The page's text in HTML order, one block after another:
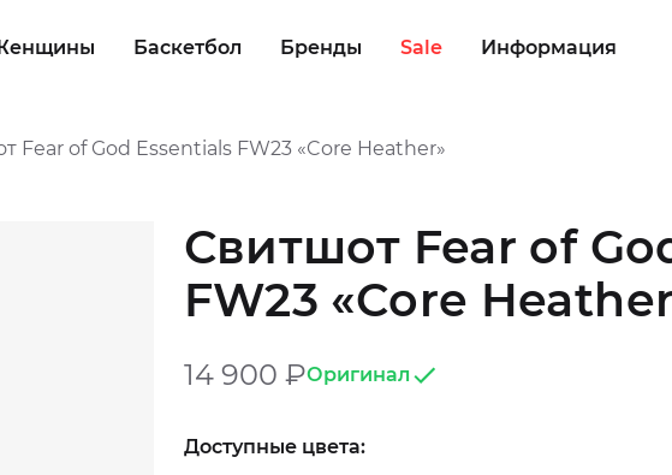
Баскетбол Бренды Sale Информация
Fear of God Essentials FW23 «Core Heather»
Свитшот Fear of
FW23 «Core
14 900 ₽Оригинал
Доступные цвета: